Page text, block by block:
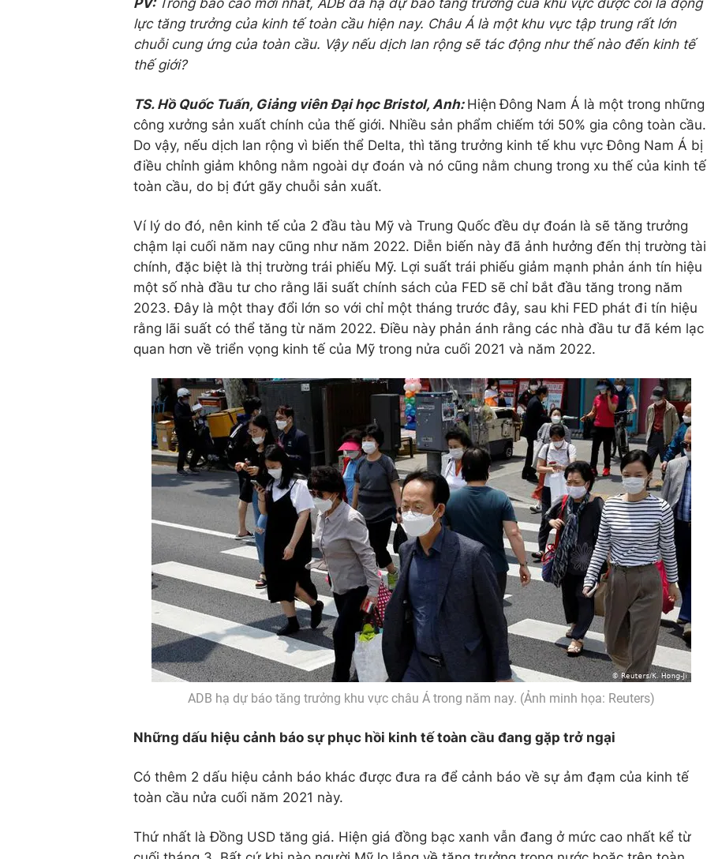
PV: Trong báo cáo mới nhất, ADB đã hạ dự báo tăng trưởng của khu vực được coi là động
lực tăng trưởng của kinh tế toàn cầu hiện nay. Châu Á là một khu vực tập trung rất lớn
chuỗi cung ứng của toàn cầu. Vậy nếu dịch lan rộng sẽ tác động như thế nào đến kinh tế
thế giới?
TS. Hồ Quốc Tuấn, Giảng viên Đại học Bristol, Anh: Hiện Đông Nam Á là một trong những
công xưởng sản xuất chính của thế giới. Nhiều sản phẩm chiếm tới 50% gia công toàn cầu.
Do vậy, nếu dịch lan rộng vì biến thể Delta, thì tăng trưởng kinh tế khu vực Đông Nam Á bị
điều chỉnh giảm không nằm ngoài dự đoán và nó cũng nằm chung trong xu thế của kinh tế
toàn cầu, do bị đứt gãy chuỗi sản xuất.
Ví lý do đó, nên kinh tế của 2 đầu tàu Mỹ và Trung Quốc đều dự đoán là sẽ tăng trưởng
chậm lại cuối năm nay cũng như năm 2022. Diễn biến này đã ảnh hưởng đến thị trường tài
chính, đặc biệt là thị trường trái phiếu Mỹ. Lợi suất trái phiếu giảm mạnh phản ánh tín hiệu
một số nhà đầu tư cho rằng lãi suất chính sách của FED sẽ chỉ bắt đầu tăng trong năm
2023. Đây là một thay đổi lớn so với chỉ một tháng trước đây, sau khi FED phát đi tín hiệu
rằng lãi suất có thể tăng từ năm 2022. Điều này phản ánh rằng các nhà đầu tư đã kém lạc
quan hơn về triển vọng kinh tế của Mỹ trong nửa cuối 2021 và năm 2022.
ADB hạ dự báo tăng trưởng khu vực châu Á trong năm nay. (Ảnh minh họa: Reuters)
Những dấu hiệu cảnh báo sự phục hồi kinh tế toàn cầu đang gặp trở ngại
Có thêm 2 dấu hiệu cảnh báo khác được đưa ra để cảnh báo về sự ảm đạm của kinh tế
toàn cầu nửa cuối năm 2021 này.
Thứ nhất là Đồng USD tăng giá. Hiện giá đồng bạc xanh vẫn đang ở mức cao nhất kể từ